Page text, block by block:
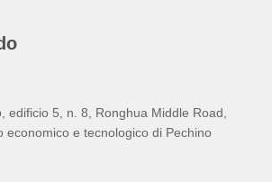
edificio 5, n. 8, Ronghua Middle Road,
economico e tecnologico di Pechino